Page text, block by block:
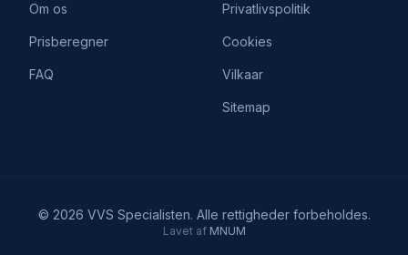
Om os
Prisberegner
FAQ
Privatlivspolitik
Cookies
Vilkaar
Sitemap
© 2026 VVS Specialisten. Alle rettigheder forbeholdes.
Lavet af MNUM